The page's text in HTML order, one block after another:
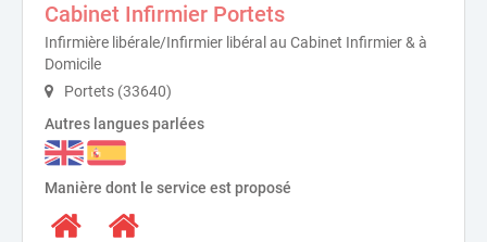
Cabinet Infirmier Portets
Infirmière libérale/Infirmier libéral au Cabinet Infirmier & à
Domicile
Portets (33640)
Autres langues parlées
Manière dont le service est proposé